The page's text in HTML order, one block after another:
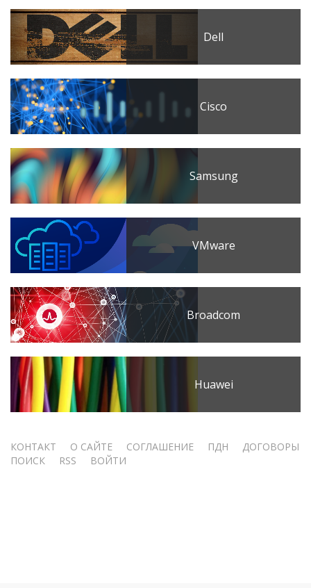
Dell
Cisco
Samsung
VMware
Broadcom
Huawei
Меню
КОНТАКТ О САЙТЕ СОГЛАШЕНИЕ ПДН
ДОГОВОРЫ
ПОИСК
RSS ВОЙТИ